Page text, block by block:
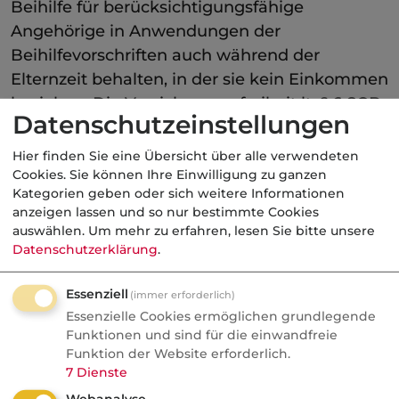
Beihilfe für berücksichtigungsfähige
Angehörige in Anwendungen der
Beihilfevorschriften auch während der
Elternzeit behalten, in der sie kein Einkommen
beziehen. Die Versicherungsfreiheit lt. § 6 SGB
V und damit die private
Restkostenversicherung bleiben unverändert
erhalten.
Erstattung von Beiträgen
während der Elternzeit
Zudem erstattet der Dienstherr unter
bestimmten Voraussetzungen während der
Elternzeit Beiträge zur beihilfekonforme
Kranken- und Pflegeversicherung der
Beamten.
Datenschutzeinstellungen
Hier finden Sie eine Übersicht über alle verwendeten
Cookies. Sie können Ihre Einwilligung zu ganzen
Kategorien geben oder sich weitere Informationen
anzeigen lassen und so nur bestimmte Cookies
auswählen. Um mehr zu erfahren, lesen Sie bitte unsere
Datenschutzerklärung.
Essenziell (immer erforderlich)
Essenzielle Cookies ermöglichen grundlegende
Funktionen und sind für die einwandfreie
Funktion der Website erforderlich.
7 Dienste